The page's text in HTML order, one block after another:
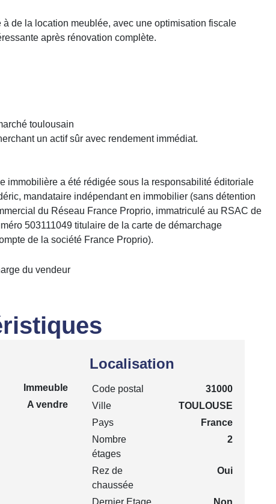
à de la location meublée, avec une optimisation fiscale
après rénovation complète.
toulousain
un actif sûr avec rendement immédiat.
immobilière a été rédigée sous la responsabilité éditoriale
mandataire indépendant en immobilier (sans détention
du Réseau France Proprio, immatriculé au RSAC de
503111049 titulaire de la carte de démarchage
de la société France Proprio).
du vendeur
Immeuble
A vendre
Localisation
Code postal
31000
Ville
TOULOUSE
Pays
France
Nombre
étages
2
Rez de
chaussée
Oui
Dernier Etage Non